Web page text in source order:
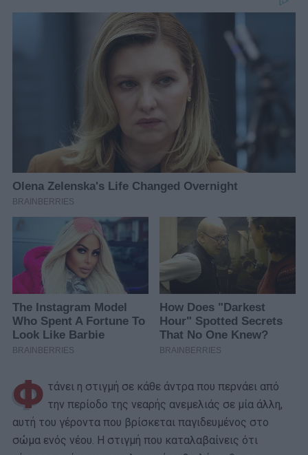
Φ τάνει η στιγμή σε κάθε άντρα που περνάει από
την περίοδο της νεαρής ανεμελιάς σε μία άλλη,
αυτή του γέροντα που βρίσκεται παγιδευμένος στο
σώμα ενός νέου. Η στιγμή που καταλαβαίνεις ότι